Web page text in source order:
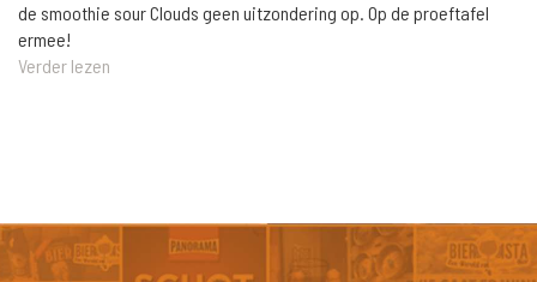
de smoothie sour Clouds geen uitzondering op. Op de proeftafel
ermee!
Verder lezen